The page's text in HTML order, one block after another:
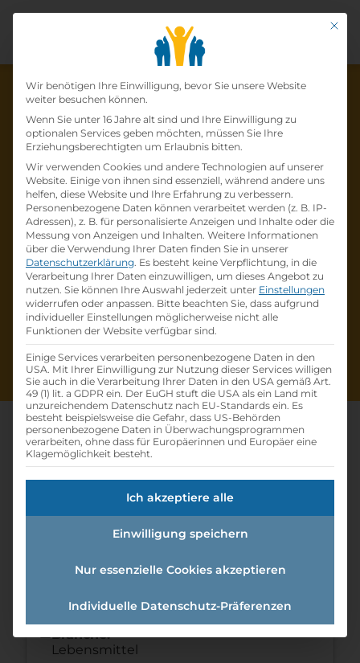
Die Lehrstelle wurde schon
besetzt!
Die LehrstelleLehrling Konditor:inbeiBILLA
AGist schonbesetzt
Firmenprofil besuchen
Andere Lehrstelle suchen
Lehrling Konditor:in
Offene Lehrstellen» Lehrling
Details zur Lehrstelle
folderBranche:
Lebensmittel
Mit
Datenschutz-
Wir benötigen Ihre Einwilligung, bevor Sie unsere Website
weiter besuchen können.
Wenn Sie unter 16 Jahre alt sind und Ihre Einwilligung zu
optionalen Services geben möchten, müssen Sie Ihre
Erziehungsberechtigten um Erlaubnis bitten.
Wir verwenden Cookies und andere Technologien auf unserer
Website. Einige von ihnen sind essenziell, während andere uns
helfen, diese Website und Ihre Erfahrung zu verbessern.
Personenbezogene Daten können verarbeitet werden (z. B. IP-
Adressen), z. B. für personalisierte Anzeigen und Inhalte oder die
Messung von Anzeigen und Inhalten. Weitere Informationen
über die Verwendung Ihrer Daten finden Sie in unserer
Datenschutzerklärung. Es besteht keine Verpflichtung, in die
Verarbeitung Ihrer Daten einzuwilligen, um dieses Angebot zu
nutzen. Sie können Ihre Auswahl jederzeit unter Einstellungen
widerrufen oder anpassen. Bitte beachten Sie, dass aufgrund
individueller Einstellungen möglicherweise nicht alle
Funktionen der Website verfügbar sind.
Einige Services verarbeiten personenbezogene Daten in den
USA. Mit Ihrer Einwilligung zur Nutzung dieser Services willigen
Sie auch in die Verarbeitung Ihrer Daten in den USA gemäß Art.
49 (1) lit. a GDPR ein. Der EuGH stuft die USA als ein Land mit
unzureichendem Datenschutz nach EU-Standards ein. Es
besteht beispielsweise die Gefahr, dass US-Behörden
personenbezogene Daten in Überwachungsprogrammen
verarbeiten, ohne dass für Europäerinnen und Europäer eine
Klagemöglichkeit besteht.
Ich akzeptiere alle
Einwilligung speichern
Nur essenzielle Cookies akzeptieren
Individuelle Datenschutz-Präferenzen